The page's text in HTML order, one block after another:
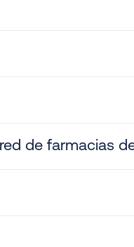
de farmacias de